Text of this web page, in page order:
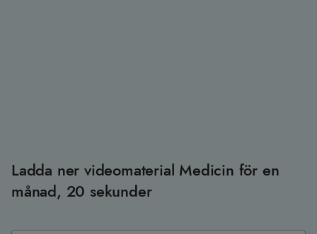
Ladda ner videomaterial Medicin för en
månad, 20 sekunder